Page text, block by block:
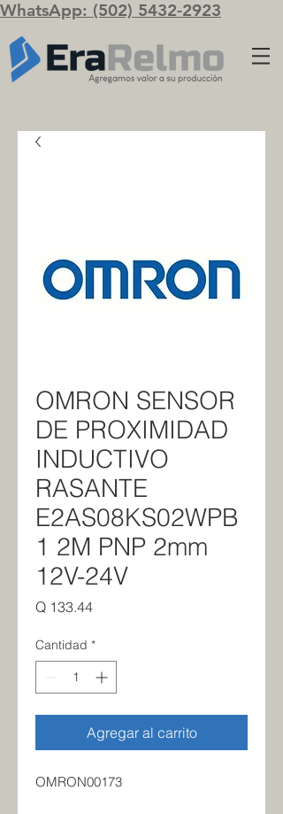
WhatsApp: (502) 5432-2923
OMRON SENSOR
DE PROXIMIDAD
INDUCTIVO
RASANTE
E2AS08KS02WPB
1 2M PNP 2mm
12V-24V
Q 133.44Precio
Cantidad *
Agregar al carrito
OMRON00173